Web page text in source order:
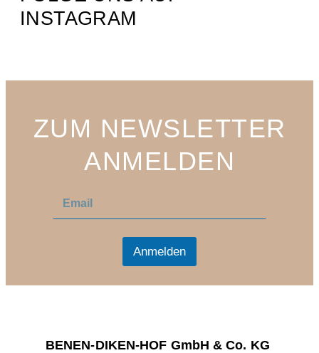
INSTAGRAM
ZUM NEWSLETTER
ANMELDEN
a
Anmelden
BENEN-DIKEN-HOF GmbH & Co. KG